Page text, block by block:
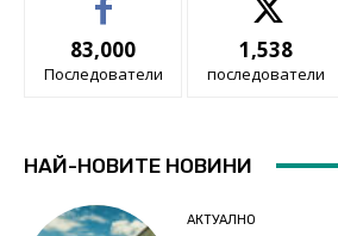
83,000
Последователи
1,538
последователи
НАЙ-НОВИТЕ НОВИНИ
АКТУАЛНО